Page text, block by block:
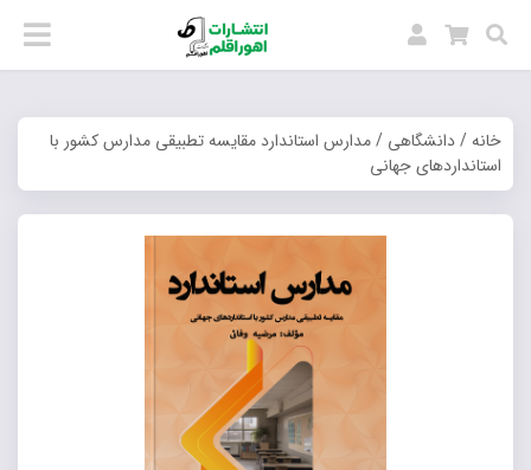
خانه/دانشگاهی / مدارس استاندارد مقایسه تطبیقی مدارس کشور با
استانداردهای جهانی